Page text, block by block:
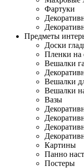
Фартуки
Предметы
Доски
Пленки на
Вешалки
Вешалки
Вешалки
Вазы
Картины
Панно
Постеры